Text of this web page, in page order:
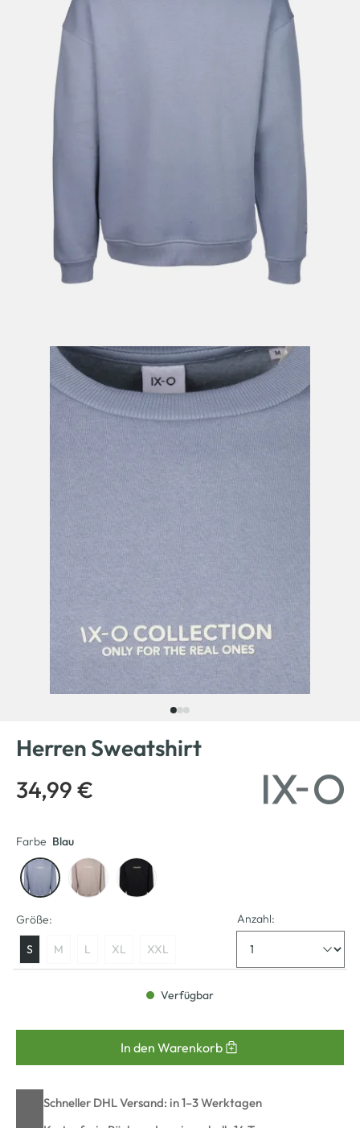
Herren Sweatshirt
34,99 €
Farbe Blau
Größe:
S M L XL XXL
Anzahl:
Verfügbar
In den Warenkorb
Schneller DHL Versand: in 1–3 Werktagen